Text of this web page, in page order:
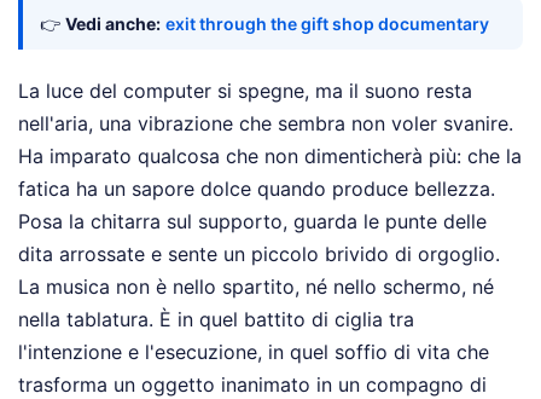
👉 Vedi anche: exit through the gift shop documentary
La luce del computer si spegne, ma il suono resta
nell'aria, una vibrazione che sembra non voler svanire.
Ha imparato qualcosa che non dimenticherà più: che la
fatica ha un sapore dolce quando produce bellezza.
Posa la chitarra sul supporto, guarda le punte delle
dita arrossate e sente un piccolo brivido di orgoglio.
La musica non è nello spartito, né nello schermo, né
nella tablatura. È in quel battito di ciglia tra
l'intenzione e l'esecuzione, in quel soffio di vita che
trasforma un oggetto inanimato in un compagno di